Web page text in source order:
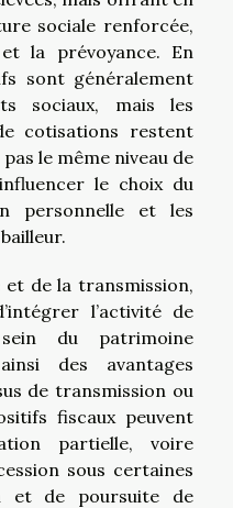
sociale renforcée,
la prévoyance. En
sont généralement
sociaux, mais les
cotisations restent
le même niveau de
le choix du
personnelle et les
de la transmission,
l’activité de
du patrimoine
des avantages
de transmission ou
fiscaux peuvent
partielle, voire
sous certaines
et de poursuite de